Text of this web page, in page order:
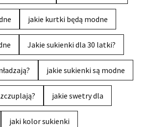
jakie kurtki będą modne
Jakie sukienki dla 30 latki?
jakie sukienki są modne
jakie swetry dla
jaki kolor sukienki